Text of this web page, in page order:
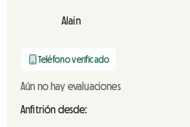
Alain
Teléfono verificado
Aún no hay evaluaciones
Anfitrión desde: